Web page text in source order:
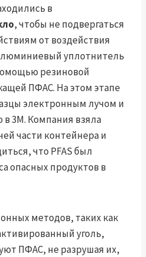
в
, чтобы не подвергаться
от воздействия
уплотнитель
резиновой
ПФАС. На этом этапе
электронным лучом и
в 3М. Компания взяла
части контейнера и
что PFAS был
опасных продуктов в
методов, таких как
уголь,
ПФАС, не разрушая их,